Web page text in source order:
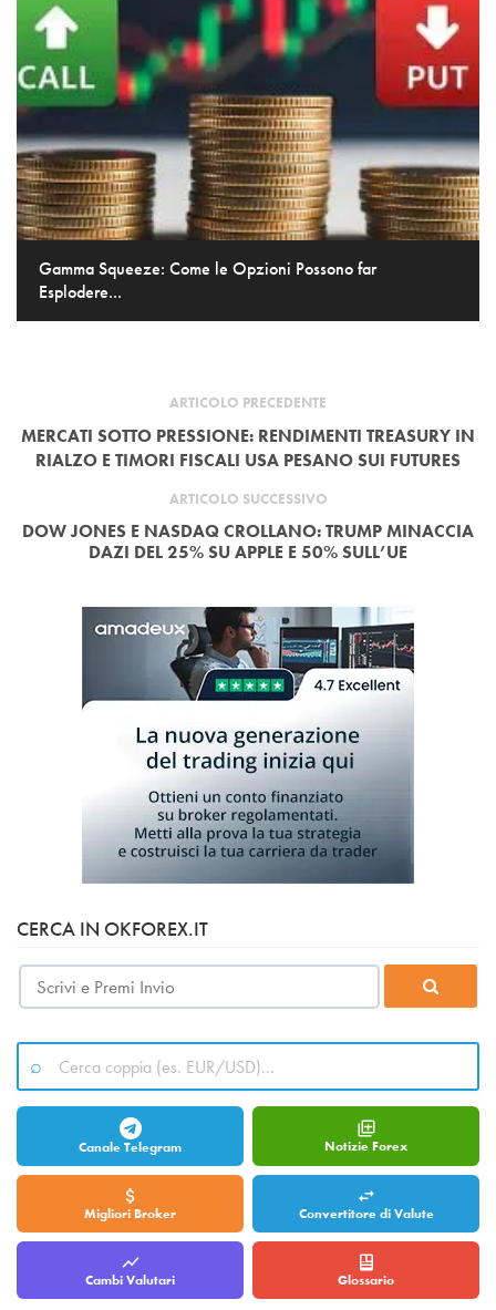
Gamma Squeeze: Come le Opzioni Possono far
Esplodere...
ARTICOLO PRECEDENTE
MERCATI SOTTO PRESSIONE: RENDIMENTI TREASURY IN
RIALZO E TIMORI FISCALI USA PESANO SUI FUTURES
ARTICOLO SUCCESSIVO
DOW JONES E NASDAQ CROLLANO: TRUMP MINACCIA
DAZI DEL 25% SU APPLE E 50% SULL’UE
CERCA IN OKFOREX.IT
Canale Telegram Notizie Forex
Migliori Broker Convertitore di Valute
Cambi Valutari Glossario